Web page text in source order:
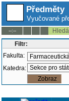
Předměty
Vyučované
--:--
Filtr:
Fakulta:
Katedra: